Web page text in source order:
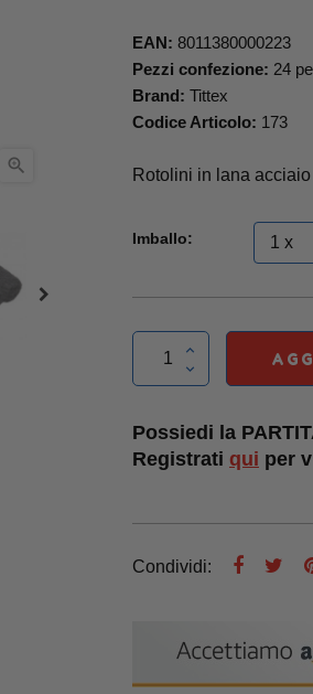

EAN: 8011380000223
Pezzi confezione: 24
Brand: Tittex
Codice Articolo: 173
Rotolini in lana
Imballo:
Possiedi la
Registrati qui per
Condividi: